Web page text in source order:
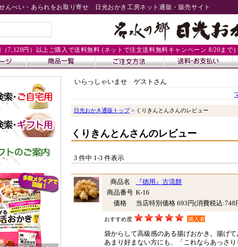
んべい・あられをお取り寄せ 日光おかき工房ネット通販・販売サイト
円）以上ご購入で送料無料 (ネットで注文送料無料キャンペーン 8/20まで)
いらっしゃいませ ゲストさん
日光おかき通販トップ> くりきんとんさんのレビュー
くりきんとんさんのレビュー
3 件中 1-3 件表示
商品名
『徳用』古流餅
商品番号 K-16
価格
当店特別価格 693円(消費税込:748
おすすめ度 購入者
袋からして高級感のある揚げおかき。揚げ
あまり好まない方にも、「これならあっさ